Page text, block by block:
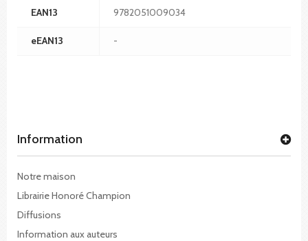
EAN13 9782051009034
eEAN13 -
Information
Notre maison
Librairie Honoré Champion
Diffusions
Information aux auteurs